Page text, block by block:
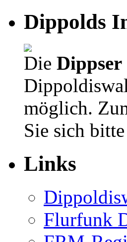
Dippolds
Die
möglich.
Sie sich
Links
Flurfunk